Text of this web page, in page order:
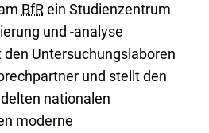
BfRein Studienzentrum
und -analyse
Untersuchungslaboren
und stellt den
nationalen
moderne